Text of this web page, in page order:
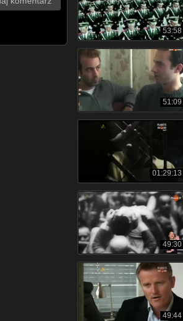
53:58
51:09
01:29:13
49:30
49:44